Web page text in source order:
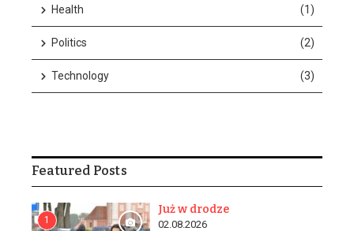
Health (1)
Politics (2)
Technology (3)
Featured Posts
1
Już w drodze
02.08.2026